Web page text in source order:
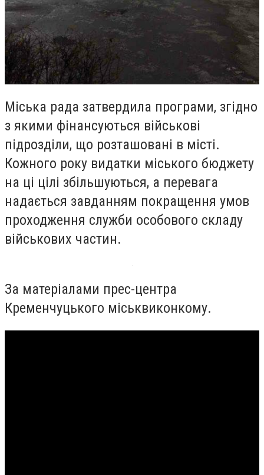
Міська рада затвердила програми, згідно
з якими фінансуються військові
підрозділи, що розташовані в місті.
Кожного року видатки міського бюджету
на ці цілі збільшуються, а перевага
надається завданням покращення умов
проходження служби особового складу
військових частин.
За матеріалами прес-центра
Кременчуцького міськвиконкому.